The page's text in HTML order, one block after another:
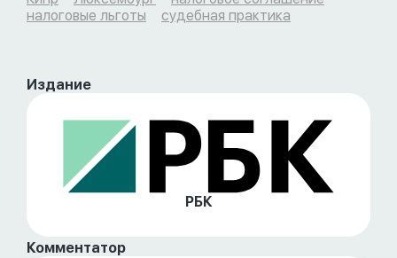
налоговые льготы
судебная практика
Издание
РБК
Комментатор